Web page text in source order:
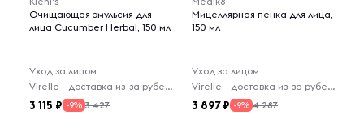
Очищающая эмульсия для
лица Cucumber Herbal, 150 мл
Уход за лицом
Virelle - доставка из-за рубежа
3 115 -9% 3 427
Мицеллярная пенка для лица,
150 мл
Уход за лицом
Virelle - доставка из-за рубежа
3 897 -9% 4 287